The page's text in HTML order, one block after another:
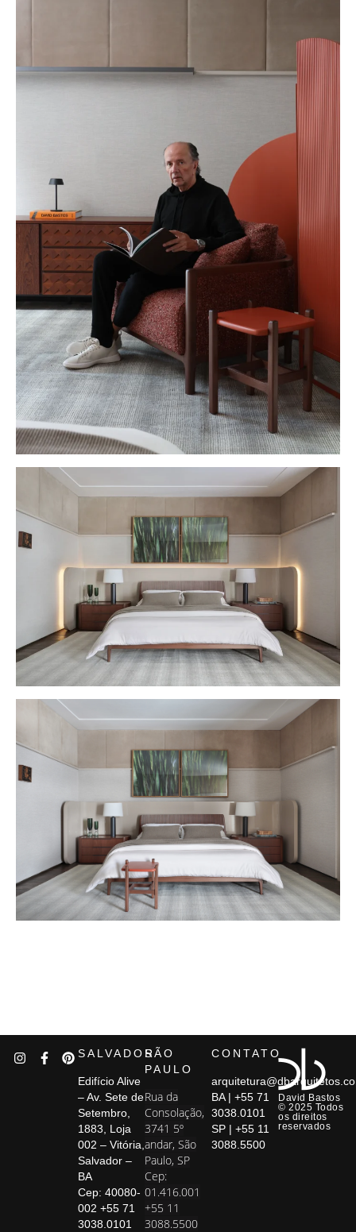
David Bastos
© 2025 Todos
os direitos
reservados
SALVADOR
Edifício Alive
– Av. Sete de
Setembro,
1883, Loja
002 – Vitória,
Salvador –
BA
Cep: 40080-
002 +55 71
3038.0101
SÃO
PAULO
Rua da
Consolação,
3741 5º
andar, São
Paulo, SP
Cep:
01.416.001
+55 11
3088.5500
CONTATO
BA | +55 71
3038.0101
SP | +55 11
3088.5500